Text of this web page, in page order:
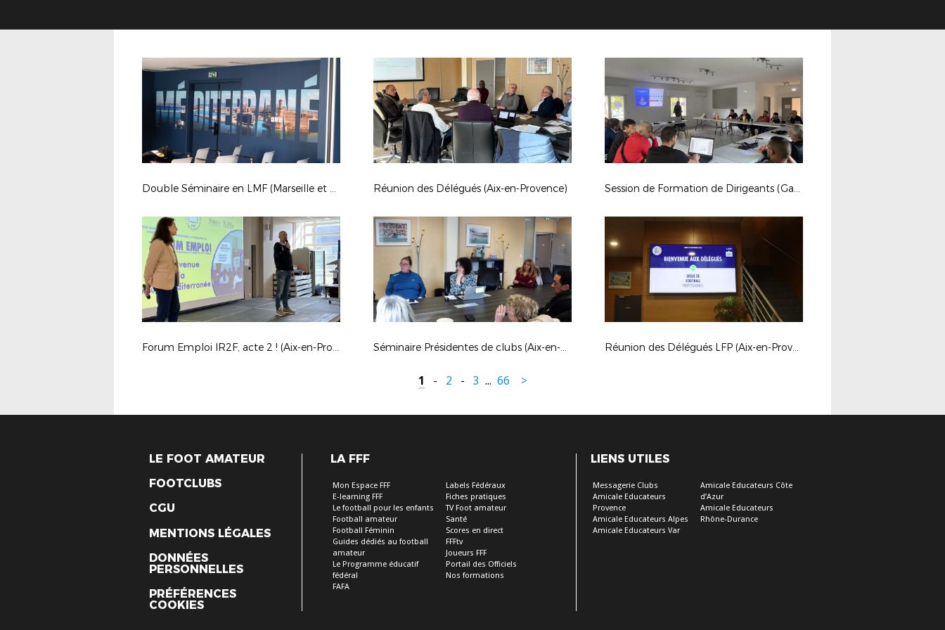
Double Séminaire en LMF (Marseille et Aix) Réunion des Délégués (Aix-en-Provence) Session de Formation de Dirigeants (Garéoult)
Forum Emploi IR2F, acte 2 ! (Aix-en-Provence) Séminaire Présidentes de clubs (Aix-en-Provence) Réunion des Délégués LFP (Aix-en-Provence)
1 - 2 - 3 ... 66 >
LE FOOT AMATEUR
FOOTCLUBS
CGU
MENTIONS LÉGALES
DONNÉES
PERSONNELLES
PRÉFÉRENCES
COOKIES
LA FFF
Mon Espace FFF
E-learning FFF
Le football pour les enfants
Football amateur
Football Féminin
Guides dédiés au football
amateur
Le Programme éducatif
fédéral
FAFA
Labels Fédéraux
Fiches pratiques
TV Foot amateur
Santé
Scores en direct
FFFtv
Joueurs FFF
Portail des Officiels
Nos formations
LIENS UTILES
Messagerie Clubs
Amicale Educateurs
Provence
Amicale Educateurs Alpes
Amicale Educateurs Var
Amicale Educateurs Côte
d’Azur
Amicale Educateurs
Rhône-Durance